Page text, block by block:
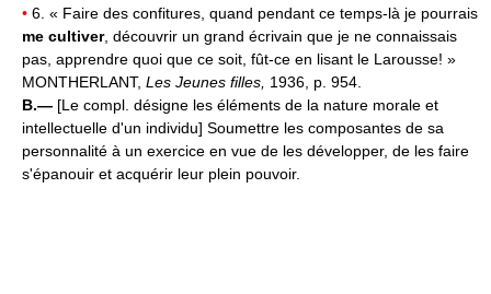
• 6. « Faire des confitures, quand pendant ce temps-là je pourrais
me cultiver, découvrir un grand écrivain que je ne connaissais
pas, apprendre quoi que ce soit, fût-ce en lisant le Larousse! »
MONTHERLANT, Les Jeunes filles, 1936, p. 954.
B.— [Le compl. désigne les éléments de la nature morale et
intellectuelle d'un individu] Soumettre les composantes de sa
personnalité à un exercice en vue de les développer, de les faire
s'épanouir et acquérir leur plein pouvoir.